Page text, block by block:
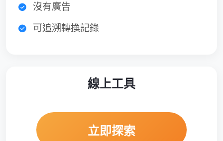
沒有廣告
可追溯轉換記錄
線上工具
立即探索